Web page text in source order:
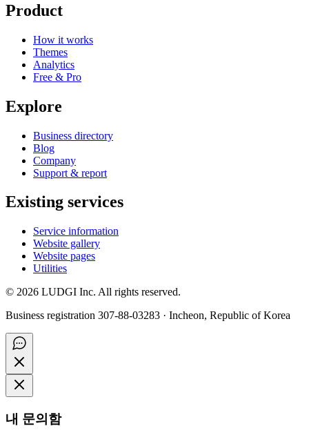
Product
How it works
Themes
Analytics
Free & Pro
Explore
Business directory
Blog
Company
Support & report
Existing services
Service information
Website gallery
Website pages
Utilities
© 2026 LUDGI Inc. All rights reserved.
Business registration 307-88-03283 · Incheon, Republic of Korea
내 문의함